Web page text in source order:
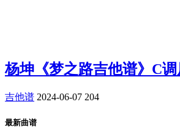
杨坤《梦之路吉他谱》C
吉他谱 2024-06-07 204
最新曲谱